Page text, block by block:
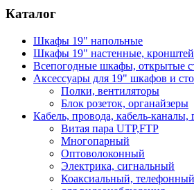
Каталог
Шкафы 19" напольные
Шкафы 19" настенные,
Всепогодные шкафы, открытые
Аксессуары для 19" шкафов и
Полки, вентиляторы
Блок розеток, органайзеры
Кабель, провода, кабель-
Витая пара UTP,FTP
Многопарный
Оптоволоконный
Электрика, сигнальный
Коаксиальный, телефонный